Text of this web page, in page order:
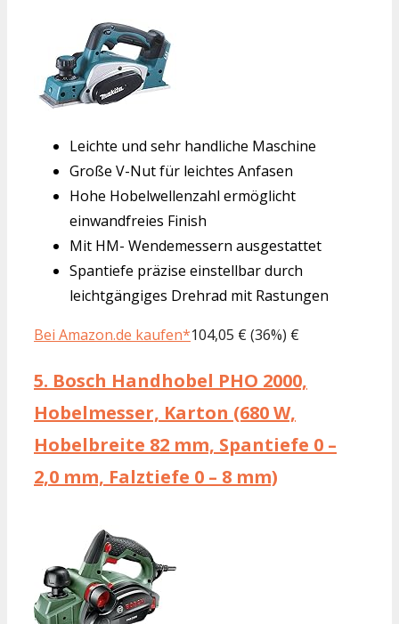
Leichte und sehr handliche Maschine
Große V-Nut für leichtes Anfasen
Hohe Hobelwellenzahl ermöglicht
einwandfreies Finish
Mit HM- Wendemessern ausgestattet
Spantiefe präzise einstellbar durch
leichtgängiges Drehrad mit Rastungen
Bei Amazon.de kaufen*104,05 € (36%) €
5. Bosch Handhobel PHO 2000,
Hobelmesser, Karton (680 W,
Hobelbreite 82 mm, Spantiefe 0 –
2,0 mm, Falztiefe 0 – 8 mm)